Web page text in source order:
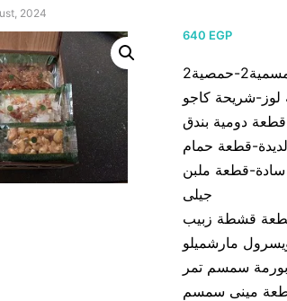
2024
640 EGP
شريحة كاجو
قطعة دومية بندق
قطعة حمام
قطعة ملبن
جيلى
قشطة زبيب
مارشميلو
سمسم تمر
مينى سمسم